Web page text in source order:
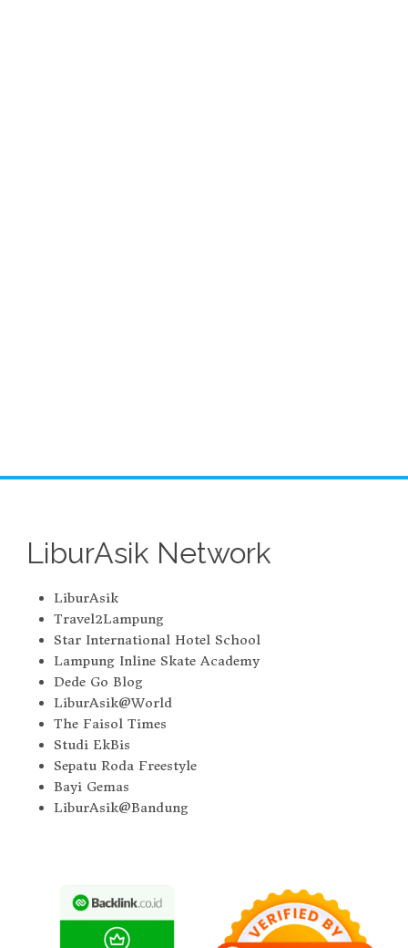
LiburAsik Network
LiburAsik
Travel2Lampung
Star International Hotel School
Lampung Inline Skate Academy
Dede Go Blog
LiburAsik@World
The Faisol Times
Studi EkBis
Sepatu Roda Freestyle
Bayi Gemas
LiburAsik@Bandung